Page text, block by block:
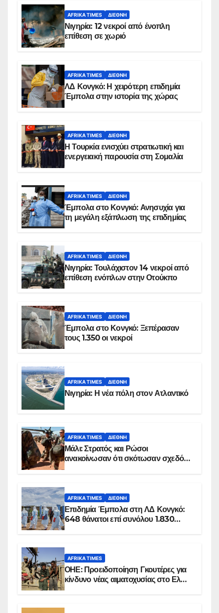
AFRIKA TIMES ΔΙΕΘΝΉ
Νιγηρία: 12 νεκροί από ένοπλη
επίθεση σε χωριό
AFRIKA TIMES ΔΙΕΘΝΉ
ΛΔ Κονγκό: Η χειρότερη επιδημία
Έμπολα στην ιστορία της χώρας
AFRIKA TIMES ΔΙΕΘΝΉ
Η Τουρκία ενισχύει στρατιωτική και
ενεργειακή παρουσία στη Σομαλία
AFRIKA TIMES ΔΙΕΘΝΉ
Έμπολα στο Κονγκό: Ανησυχία για
τη μεγάλη εξάπλωση της επιδημίας
AFRIKA TIMES ΔΙΕΘΝΉ
Νιγηρία: Τουλάχιστον 14 νεκροί από
επίθεση ενόπλων στην Οτούκπο
AFRIKA TIMES ΔΙΕΘΝΉ
Έμπολα στο Κονγκό: Ξεπέρασαν
τους 1.350 οι νεκροί
AFRIKA TIMES ΔΙΕΘΝΉ
Νιγηρία: Η νέα πόλη στον Ατλαντικό
AFRIKA TIMES ΔΙΕΘΝΉ
Μάλι: Στρατός και Ρώσοι
ανακοίνωσαν ότι σκότωσαν σχεδόν
AFRIKA TIMES ΔΙΕΘΝΉ
Επιδημία Έμπολα στη ΛΔ Κονγκό:
648 θάνατοι επί συνόλου 1.830
AFRIKA TIMES
ΟΗΕ: Προειδοποίηση Γκουτέρες για
κίνδυνο νέας αιματοχυσίας στο Ελ